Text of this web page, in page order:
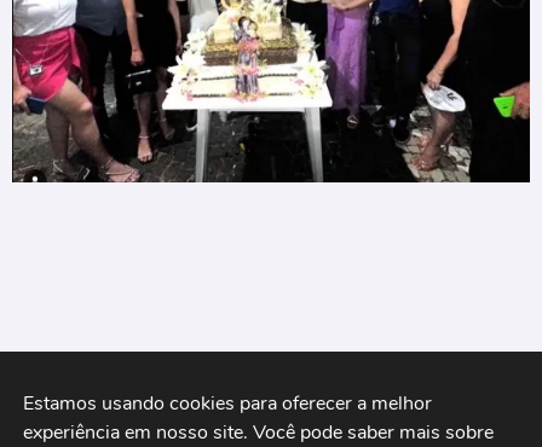
Estamos usando cookies para oferecer a melhor
experiência em nosso site. Você pode saber mais sobre